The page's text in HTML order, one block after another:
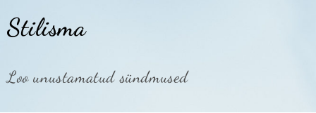
Stilisma
Loo unustamatud sündmused